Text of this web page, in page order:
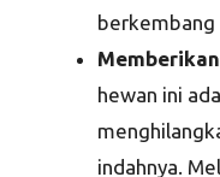
berkembang
hewan ini
indahnya.